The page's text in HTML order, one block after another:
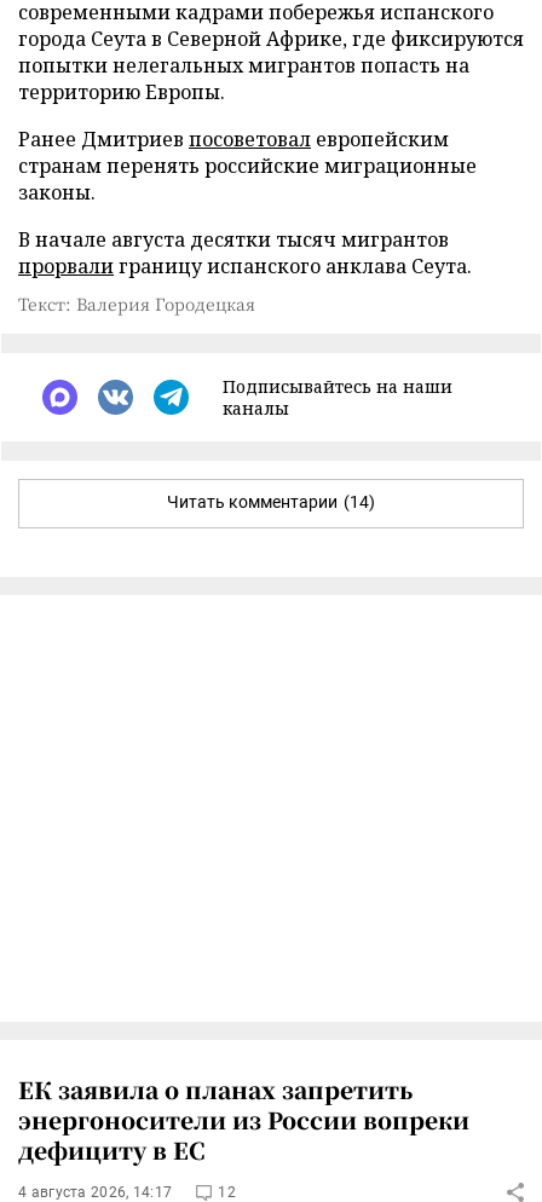
современными кадрами побережья испанского
города Сеута в Северной Африке, где фиксируются
попытки нелегальных мигрантов попасть на
территорию Европы.
Ранее Дмитриев посоветовал европейским
странам перенять российские миграционные
законы.
В начале августа десятки тысяч мигрантов
прорвалиграницу испанского анклава Сеута.
Текст: Валерия Городецкая
Подписывайтесь на наши
каналы
Читать комментарии (14)
ЕК заявила о планах запретить
энергоносители из России вопреки
дефициту в ЕС
4 августа 2026, 14:17 12